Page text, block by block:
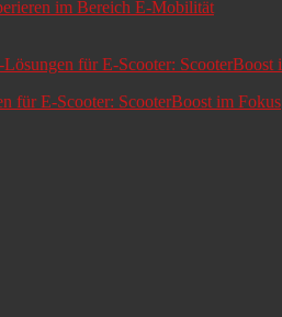
im Bereich E-Mobilität
für E-Scooter: ScooterBoost im Fokus